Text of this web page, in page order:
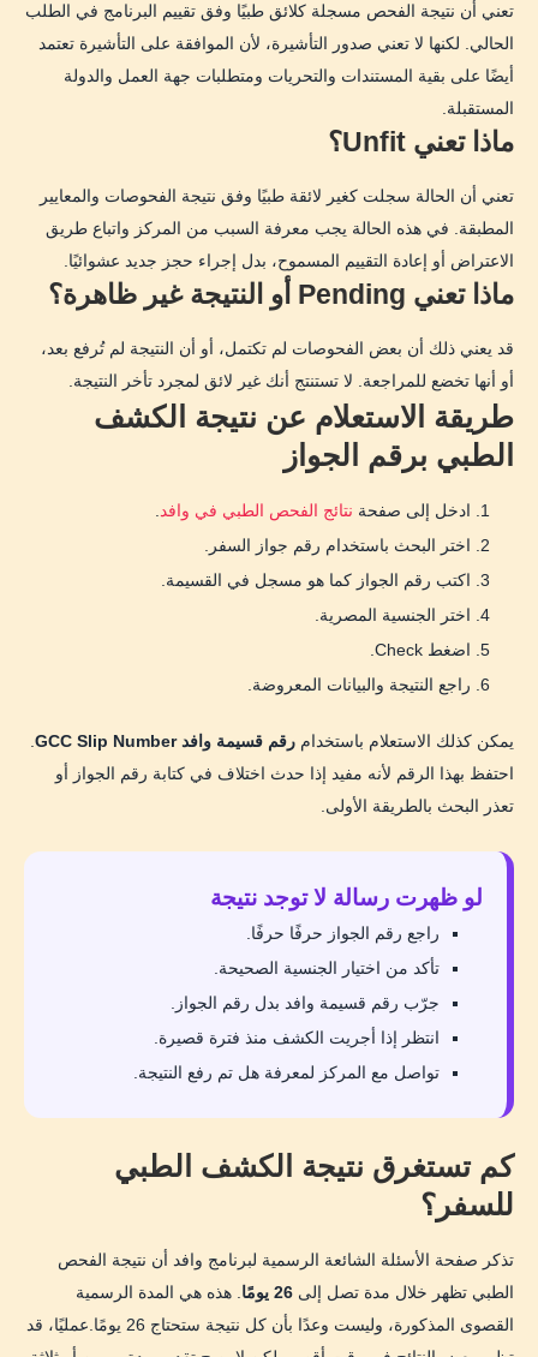
تعني أن نتيجة الفحص مسجلة كلائق طبيًا وفق تقييم البرنامج في الطلب
الحالي. لكنها لا تعني صدور التأشيرة، لأن الموافقة على التأشيرة تعتمد
أيضًا على بقية المستندات والتحريات ومتطلبات جهة العمل والدولة
المستقبلة.
ماذا تعني Unfit؟
تعني أن الحالة سجلت كغير لائقة طبيًا وفق نتيجة الفحوصات والمعايير
المطبقة. في هذه الحالة يجب معرفة السبب من المركز واتباع طريق
الاعتراض أو إعادة التقييم المسموح، بدل إجراء حجز جديد عشوائيًا.
ماذا تعني Pending أو النتيجة غير ظاهرة؟
قد يعني ذلك أن بعض الفحوصات لم تكتمل، أو أن النتيجة لم تُرفع بعد،
أو أنها تخضع للمراجعة. لا تستنتج أنك غير لائق لمجرد تأخر النتيجة.
طريقة الاستعلام عن نتيجة الكشف
الطبي برقم الجواز
ادخل إلى صفحة نتائج الفحص الطبي في وافد.
اختر البحث باستخدام رقم جواز السفر.
اكتب رقم الجواز كما هو مسجل في القسيمة.
اختر الجنسية المصرية.
اضغط Check.
راجع النتيجة والبيانات المعروضة.
يمكن كذلك الاستعلام باستخدام رقم قسيمة وافد GCC Slip Number
.
احتفظ بهذا الرقم لأنه مفيد إذا حدث اختلاف في كتابة رقم الجواز أو
تعذر البحث بالطريقة الأولى.
لو ظهرت رسالة لا توجد نتيجة
راجع رقم الجواز حرفًا حرفًا.
تأكد من اختيار الجنسية الصحيحة.
جرّب رقم قسيمة وافد بدل رقم الجواز.
انتظر إذا أجريت الكشف منذ فترة قصيرة.
تواصل مع المركز لمعرفة هل تم رفع النتيجة.
كم تستغرق نتيجة الكشف الطبي
للسفر؟
تذكر صفحة الأسئلة الشائعة الرسمية لبرنامج وافد أن نتيجة الفحص
الطبي تظهر خلال مدة تصل إلى 26 يومًا
. هذه هي المدة الرسمية
القصوى المذكورة، وليست وعدًا بأن كل نتيجة ستحتاج 26 يومًا.عمليًا، قد